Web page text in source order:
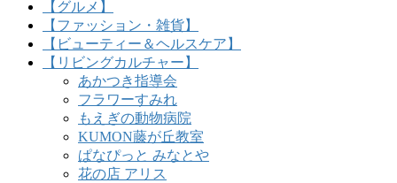
【グルメ】
【ファッション・雑貨】
【ビューティー＆ヘルスケア】
【リビングカルチャー】
あかつき指導会
フラワーすみれ
もえぎの動物病院
KUMON藤が丘教室
ぱなぴっと みなとや
花の店 アリス